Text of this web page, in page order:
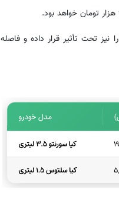
نیز تحت تأثیر قرار داده و فاصله